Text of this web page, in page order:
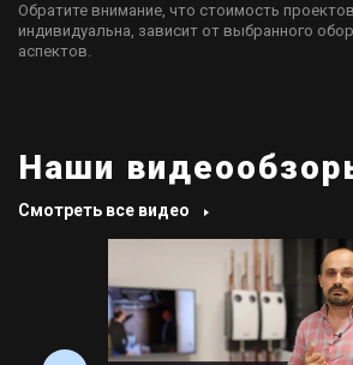
Обратите внимание, что стоимость
индивидуальна, зависит от выбранного
аспектов.
Наши
Смотреть все видео